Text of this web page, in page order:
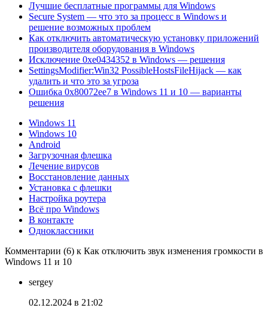
Лучшие бесплатные программы для Windows
Secure System — что это за процесс в Windows и
решение возможных проблем
Как отключить автоматическую установку приложений
производителя оборудования в Windows
Исключение 0xe0434352 в Windows — решения
SettingsModifier:Win32 PossibleHostsFileHijack — как
удалить и что это за угроза
Ошибка 0x80072ee7 в Windows 11 и 10 — варианты
решения
Windows 11
Windows 10
Android
Загрузочная флешка
Лечение вирусов
Восстановление данных
Установка с флешки
Настройка роутера
Всё про Windows
В контакте
Одноклассники
Комментарии (6) к Как отключить звук изменения громкости в
Windows 11 и 10
sergey
02.12.2024 в 21:02